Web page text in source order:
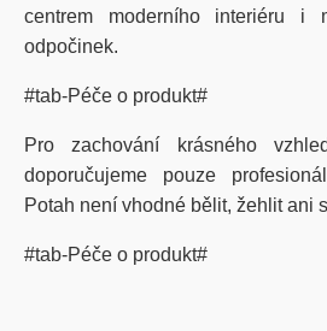
centrem moderního interiéru i
odpočinek.
#tab-Péče o produkt#
Pro zachování krásného
doporučujeme pouze
Potah není vhodné bělit, žehlit ani
#tab-Péče o produkt#